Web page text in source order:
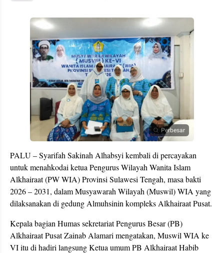
Perbesar
PALU – Syarifah Sakinah Alhabsyi kembali di percayakan
untuk menahkodai ketua Pengurus Wilayah Wanita Islam
Alkhairaat (PW WIA) Provinsi Sulawesi Tengah, masa bakti
2026 – 2031, dalam Musyawarah Wilayah (Muswil) WIA yang
dilaksanakan di gedung Almuhsinin kompleks Alkhairaat Pusat.
Kepala bagian Humas sekretariat Pengurus Besar (PB)
Alkhairaat Pusat Zainab Alamari mengatakan, Muswil WIA ke
VI itu di hadiri langsung Ketua umum PB Alkhairaat Habib